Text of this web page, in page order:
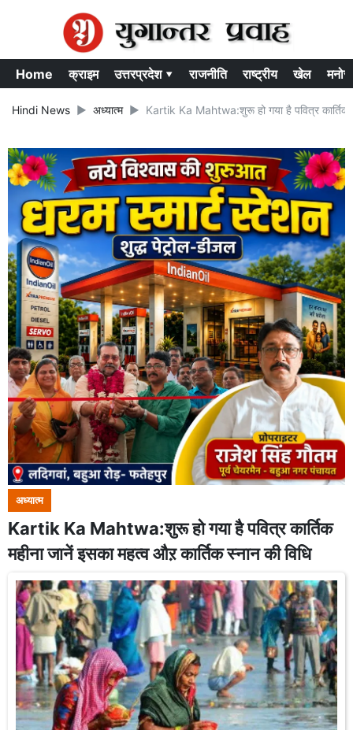
Home क्राइम उत्तरप्रदेश ▾ राजनीति राष्ट्रीय खेल
Hindi News अध्यात्म Kartik Ka Mahtwa:शुरू हो गया है पवित्र कार्तिक
अध्यात्म
Kartik Ka Mahtwa:शुरू हो गया है पवित्र कार्तिक
महीना जानें इसका महत्व औऱ कार्तिक स्नान की विधि